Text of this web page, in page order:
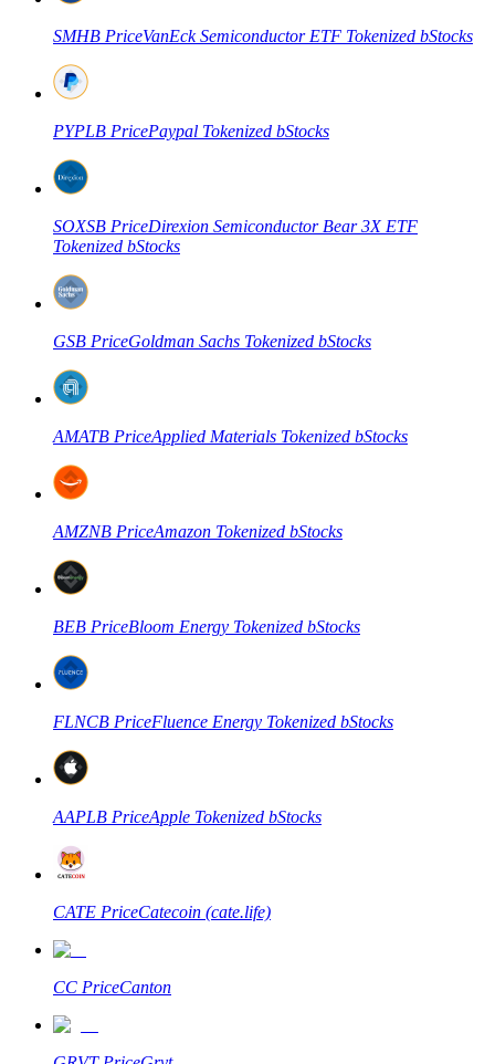
Kontrak berjangka menggunakan USDC sebagai jaminannya
Menjadi Pedagang Salinan
Nikmati pembagian keuntungan dan komisi copy trading
Informasi
SMHB PriceVanEck Semiconductor ETF Tokenized bStocks
PYPLB PricePaypal Tokenized bStocks
SOXSB PriceDirexion Semiconductor Bear 3X ETF
Tokenized bStocks
GSB PriceGoldman Sachs Tokenized bStocks
AMATB PriceApplied Materials Tokenized bStocks
AMZNB PriceAmazon Tokenized bStocks
BEB PriceBloom Energy Tokenized bStocks
FLNCB PriceFluence Energy Tokenized bStocks
AAPLB PriceApple Tokenized bStocks
CATE PriceCatecoin (cate.life)
CC PriceCanton